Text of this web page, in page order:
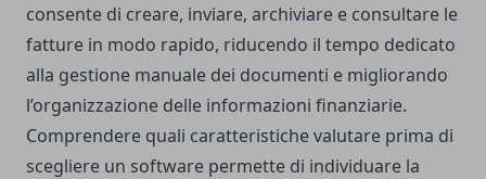
consente di creare, inviare, archiviare e consultare le
fatture in modo rapido, riducendo il tempo dedicato
alla gestione manuale dei documenti e migliorando
l’organizzazione delle informazioni finanziarie.
Comprendere quali caratteristiche valutare prima di
scegliere un software permette di individuare la